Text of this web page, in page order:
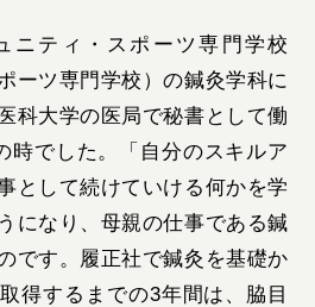
ティ・スポーツ専門学校
ーツ専門学校）の鍼灸学科に
科大学の医局で秘書として働
時でした。「自分のスキルア
として続けていける何かを学
になり、母親の仕事である鍼
です。履正社で鍼灸を基礎か
得するまでの3年間は、脇目